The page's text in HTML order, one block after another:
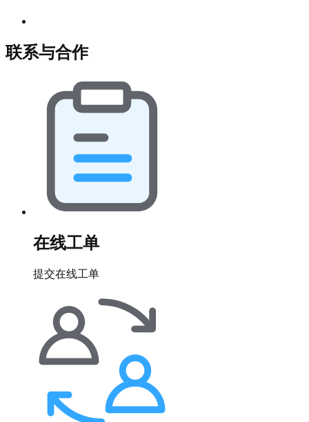
联系与合作
在线工单
提交在线工单